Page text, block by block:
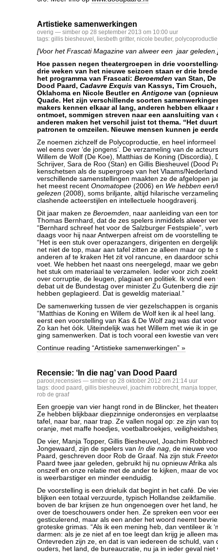
Artistieke samenwerkingen
overig — simber op 28 september 2013 om 10:00 uur
tags: gillis biesheuvel , liesbeth gritter, nicole beutler, polycoproductie
[Voor het Frascati Magazine van alweer een jaar
Hoe passen negen theatergroepen in drie
drie weken van het nieuwe seizoen staan er drie
het programma van Frascati: Beroemden van Stan,
Dood Paard, Cadavre Exquis van Kassys, Tim
Oklahoma en Nicole Beutler en Antigone van
Quade. Het zijn verschillende soorten
makers kennen elkaar al lang, anderen hebben elkaar
ontmoet, sommigen streven naar een aansluiting van
anderen maken het verschil juist tot thema. “Het
patronen te omzeilen. Nieuwe mensen kunnen je
Ze noemen zichzelf de Polycoproductie, en heel
wel eens over ‘de jongens’. De verzameling van de
Willem de Wolf (De Koe), Matthias de Koning (Discordia),
Schrijver, Sara de Roo (Stan) en Gillis Biesheuvel (Dood
kenschetsen als de supergroep van het Vlaams/
verschillende samenstellingen maakten ze de afgelopen
het meest recent Onomatopee (2006) en We hebben
gelezen (2008), soms briljante, altijd hilarische
clashende acteerstijlen en intellectuele hoogdraverij.
Dit jaar maken ze Beroemden, naar aanleiding van een
Thomas Bernhard, dat de zes spelers inmiddels alweer
“Bernhard schreef het voor de Salzburger Festspiele”,
daags voor hij naar Antwerpen afreist om de voorstelling
“Het is een stuk over operazangers, dirigenten en
net niet de top, maar aan tafel zitten ze alleen maar op te
anderen af te kraken Het zit vol rancune, en daardoor
voet. We hebben het naast ons neergelegd, maar we
het stuk om materiaal te verzamelen. Ieder voor zich
over corruptie, de leugen, plagiaat en politiek. Ik vond
debat uit de Bundestag over minister Zu Gutenberg die
hebben geplagieerd. Dat is geweldig materiaal.”
De samenwerking tussen de vier gezelschappen is
“Matthias de Koning en Willem de Wolf ken ik al heel lang.
eerst een voorstelling van Kas & De Wolf zag was dat
Zo kan het óók. Uiteindelijk was het Willem met wie ik in
ging samenwerken. Dat is toch vooral een kwestie van
Continue reading “Artistieke samenwerkingen” »
Recensie: ‘In die nag’ van Dood Paard
parool ,recensies — simber op 28 oktober 2012 om 21:14 uur
tags: dood paard , gillis biesheuvel , joachim robbrecht, manja topper,
rob de graaf
Een groepje van vier hangt rond in de Blincker, het
Ze hebben blijkbaar diepzinnige onderonsjes en
tafel, naar bar, naar trap. Ze vallen nogal op: ze zijn van
oranje, met maffe hoedjes, voetbalbroekjes,
De vier, Manja Topper, Gillis Biesheuvel, Joachim
Jongewaard, zijn de spelers van In die nag, de nieuwe
Paard, geschreven door Rob de Graaf. Na zijn stuk
Paard twee jaar geleden, gebruikt hij nu opnieuw Afrika
onszelf en onze relatie met de ander te kijken, maar de
is weerbarstiger en minder eenduidig.
De voorstelling is een drieluik dat begint in het café. De
blijken een totaal verzuurde, typisch Hollandse
boven de bar krijsen ze hun ongenoegen over het land,
over de toeschouwers onder hen. Ze spreken een voor
gesticulerend, maar als een ander het woord neemt
groteske grimas. “Als ik een mening heb, dan ventileer ik
darmen: als je ze niet af en toe leegt dan krijg je alleen
Ontevreden zijn ze, en dat is van iedereen de schuld, van
ouders, het land, de bureaucratie, nu ja in ieder geval niet